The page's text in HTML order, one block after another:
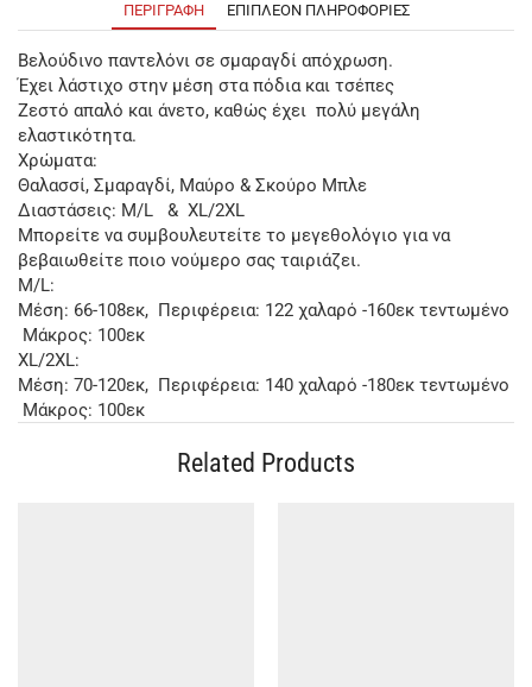
ΠΕΡΙΓΡΑΦΉ ΕΠΙΠΛΈΟΝ ΠΛΗΡΟΦΟΡΊΕΣ
Βελούδινο παντελόνι σε σμαραγδί απόχρωση.
Έχει λάστιχο στην μέση στα πόδια και τσέπες
Ζεστό απαλό και άνετο, καθώς έχει πολύ μεγάλη
ελαστικότητα.
Χρώματα:
Θαλασσί, Σμαραγδί, Μαύρο & Σκούρο Μπλε
Διαστάσεις: M/L & XL/2XL
Μπορείτε να συμβουλευτείτε το μεγεθολόγιο για να
βεβαιωθείτε ποιο νούμερο σας ταιριάζει.
M/L:
Μέση: 66-108εκ, Περιφέρεια: 122 χαλαρό -160εκ τεντωμένο
Μάκρος: 100εκ
XL/2XL:
Μέση: 70-120εκ, Περιφέρεια: 140 χαλαρό -180εκ τεντωμένο
Μάκρος: 100εκ
Related Products